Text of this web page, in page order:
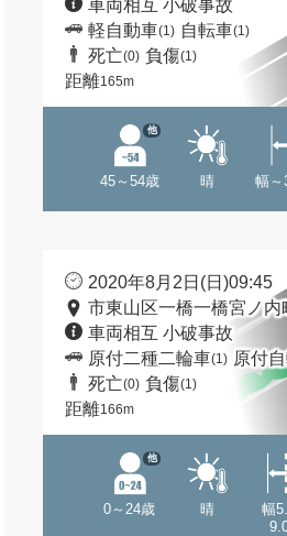
車両相互 小破事故
軽自動車(1) 自転車(1)
死亡(0) 負傷(1)
距離165m
45～54歳
他
晴 幅～
2020年8月2日(日)09:45
市東山区一橋一橋宮ノ内
車両相互 小破事故
原付二種二輪車(1) 原付
死亡(0) 負傷(1)
距離166m
0～24歳
他
晴
幅